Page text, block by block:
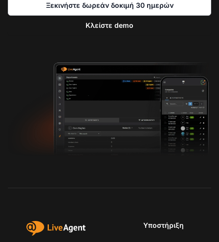
Ξεκινήστε δωρεάν δοκιμή 30 ημερών
Κλείστε demo
Υποστήριξη